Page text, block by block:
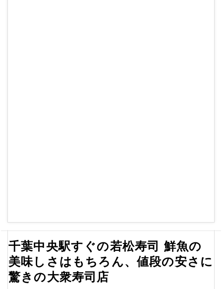
千葉中央駅すぐの若松寿司 鮮魚の
美味しさはもちろん、値段の安さに
驚きの大衆寿司店